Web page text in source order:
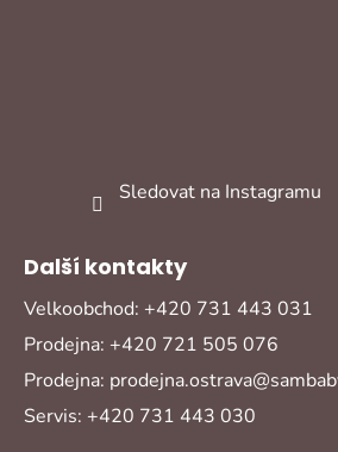
Sledovat na Instagramu
Další kontakty
Velkoobchod: +420 731 443 031
Prodejna: +420 721 505 076
Prodejna:
Servis: +420 731 443 030